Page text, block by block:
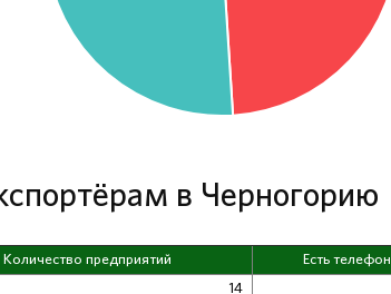
в Черногорию
Количество предприятий Есть телефон
14